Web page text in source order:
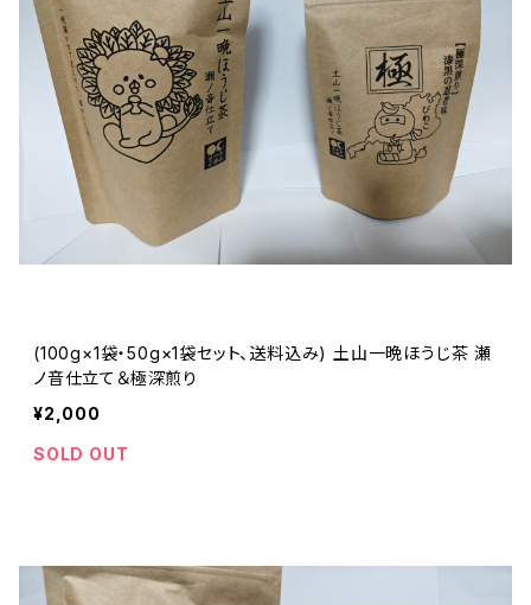
(100g×1袋・50g×1袋セット、送料込み) 土山一晩ほうじ茶 瀬
ノ音仕立て＆極深煎り
¥2,000
SOLD OUT